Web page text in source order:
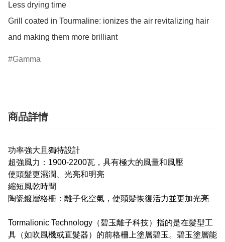
Less drying time
Grill coated in Tourmaline: ionizes the air revitalizing hair
and making them more brilliant
Gamma
商品詳情
功率強大且獨特設計
超強風力：1900-2200瓦，具有極大的風量和風壓
使頭髮更濕潤、光亮和明亮
縮短風乾時間
陶瓷鍍層格柵：離子化空氣，使頭髮恢復活力並更加光亮
Tormalionic Technology（碧玉離子科技）指的是在髮型工
具（如吹風機或直髮器）的前格柵上塗層碧玉。碧玉塗層能